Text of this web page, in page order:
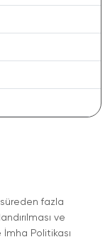
fazla
ve
Politikası